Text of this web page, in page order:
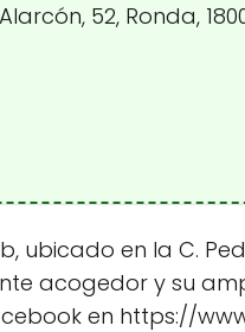
52, Ronda,
ubicado en la C.
acogedor y su
en https://